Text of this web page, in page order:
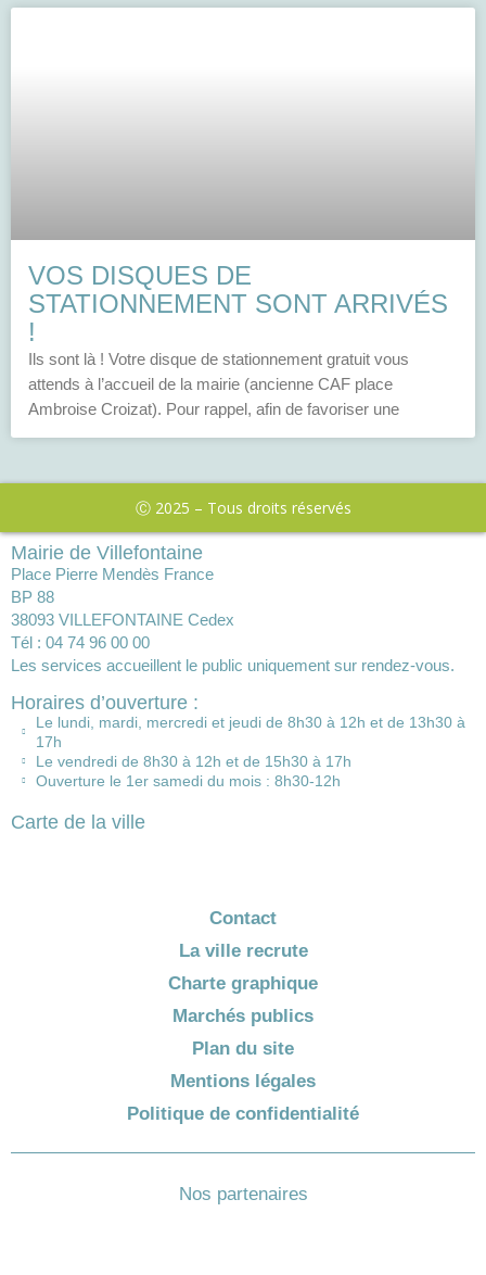
VOS DISQUES DE
STATIONNEMENT SONT ARRIVÉS
!
Ils sont là ! Votre disque de stationnement gratuit vous
attends à l’accueil de la mairie (ancienne CAF place
Ambroise Croizat). Pour rappel, afin de favoriser une
Ⓒ 2025 – Tous droits réservés
Mairie de Villefontaine
Place Pierre Mendès France
BP 88
38093 VILLEFONTAINE Cedex
Tél : 04 74 96 00 00
Les services accueillent le public uniquement sur rendez-vous.
Horaires d’ouverture :
Le lundi, mardi, mercredi et jeudi de 8h30 à 12h et de 13h30 à
17h
Le vendredi de 8h30 à 12h et de 15h30 à 17h
Ouverture le 1er samedi du mois : 8h30-12h
Carte de la ville
Contact
La ville recrute
Charte graphique
Marchés publics
Plan du site
Mentions légales
Politique de confidentialité
Nos partenaires